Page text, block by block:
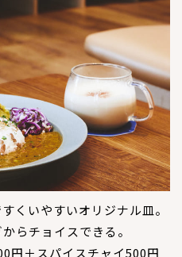
くいやすいオリジナル皿。
らチョイスできる。
円＋スパイスチャイ500円